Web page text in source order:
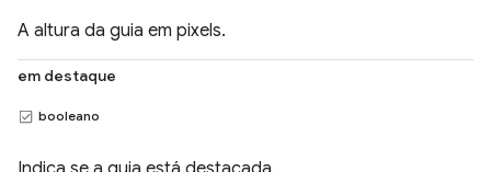
A altura da guia em pixels.
em destaque
booleano